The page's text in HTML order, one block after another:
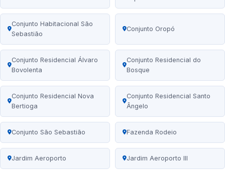
Conjunto Habitacional São
Sebastião
Conjunto Oropó
Conjunto Residencial Álvaro
Bovolenta
Conjunto Residencial do
Bosque
Conjunto Residencial Nova
Bertioga
Conjunto Residencial Santo
Ângelo
Conjunto São Sebastião Fazenda Rodeio
Jardim Aeroporto Jardim Aeroporto III